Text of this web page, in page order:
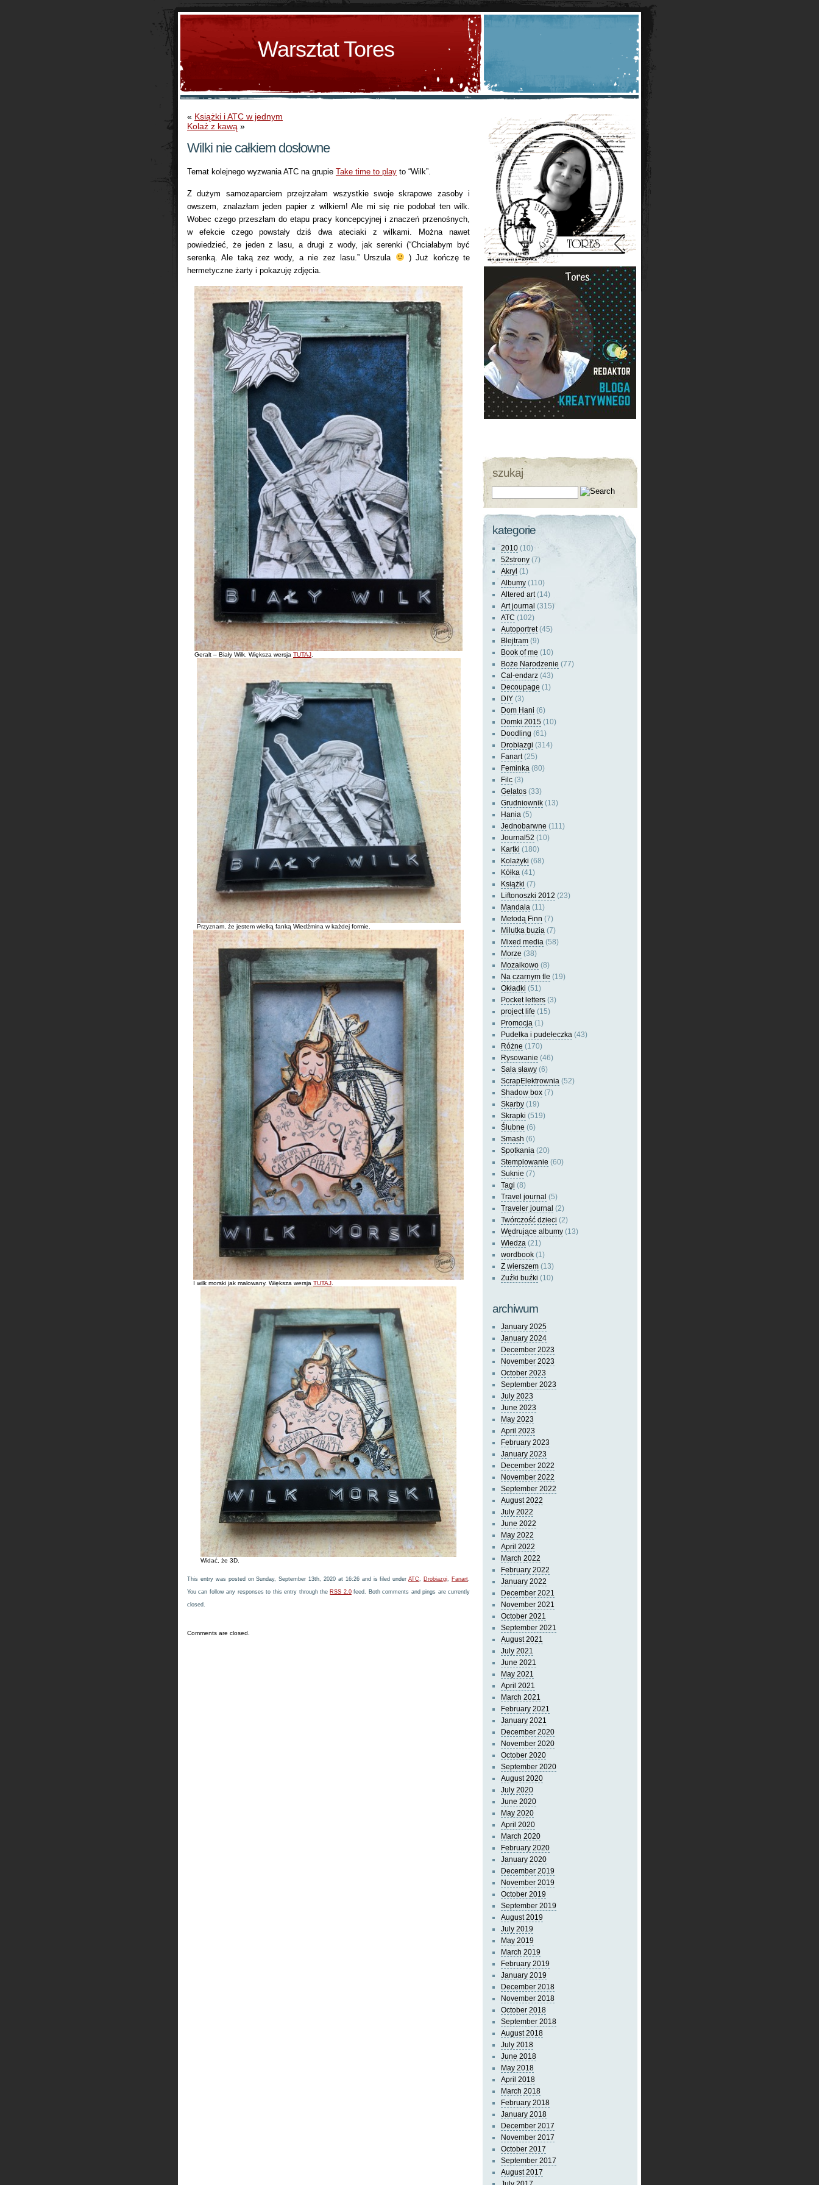
Warsztat Tores
« Książki i ATC w jednym
Kolaż z kawą »
Wilki nie całkiem dosłowne
Temat kolejnego wyzwania ATC na grupie Take time to play to “Wilk”.
Z dużym samozaparciem przejrzałam wszystkie swoje skrapowe zasoby i
owszem, znalazłam jeden papier z wilkiem! Ale mi się nie podobał ten wilk.
Wobec czego przeszłam do etapu pracy koncepcyjnej i znaczeń przenośnych,
w efekcie czego powstały dziś dwa ateciaki z wilkami. Można nawet
powiedzieć, że jeden z lasu, a drugi z wody, jak serenki (“Chciałabym być
serenką. Ale taką zez wody, a nie zez lasu.” Urszula
) Już kończę te
hermetyczne żarty i pokazuję zdjęcia.
Geralt – Biały Wilk. Większa wersja TUTAJ
Przyznam, że jestem wielką fanką Wiedźmina w każdej formie.
I wilk morski jak malowany. Większa wersja TUTAJ
Widać, że 3D.
This entry was posted on Sunday, September 13th, 2020 at 16:26 and is filed underATC, Drobiazgi, Fanart.
You can follow any responses to this entry through the RSS 2.0feed. Both comments and pings are currently
closed.
Comments are closed.
szukaj
kategorie
2010 (10)
52strony (7)
Akryl (1)
Albumy (110)
Altered art(14)
Art journal (315)
ATC (102)
Autoportret(45)
Blejtram (9)
Book of me (10)
Boże Narodzenie (77)
Cal-endarz (43)
Decoupage (1)
DIY (3)
Dom Hani (6)
Domki 2015 (10)
Doodling (61)
Drobiazgi (314)
Fanart(25)
Feminka (80)
Filc (3)
Gelatos (33)
Grudniownik (13)
Hania (5)
Jednobarwne (111)
Journal52 (10)
Kartki (180)
Kolażyki (68)
Kółka (41)
Książki (7)
Liftonoszki 2012 (23)
Mandala (11)
Metodą Finn (7)
Milutka buzia (7)
Mixed media (58)
Morze (38)
Mozaikowo (8)
Na czarnym tle (19)
Okładki (51)
Pocket letters (3)
project life (15)
Promocja (1)
Pudełka i pudełeczka (43)
Różne (170)
Rysowanie (46)
Sala sławy (6)
ScrapElektrownia (52)
Shadow box (7)
Skarby (19)
Skrapki (519)
Ślubne (6)
Smash (6)
Spotkania (20)
Stemplowanie (60)
Suknie (7)
Tagi (8)
Travel journal (5)
Traveler journal (2)
Twórczość dzieci (2)
Wędrujące albumy (13)
Wiedza (21)
wordbook (1)
Z wierszem (13)
Zuźki buźki (10)
archiwum
January 2025
January 2024
December 2023
November 2023
October 2023
September 2023
July 2023
June 2023
May 2023
April 2023
February 2023
January 2023
December 2022
November 2022
September 2022
August 2022
July 2022
June 2022
May 2022
April 2022
March 2022
February 2022
January 2022
December 2021
November 2021
October 2021
September 2021
August 2021
July 2021
June 2021
May 2021
April 2021
March 2021
February 2021
January 2021
December 2020
November 2020
October 2020
September 2020
August 2020
July 2020
June 2020
May 2020
April 2020
March 2020
February 2020
January 2020
December 2019
November 2019
October 2019
September 2019
August 2019
July 2019
May 2019
March 2019
February 2019
January 2019
December 2018
November 2018
October 2018
September 2018
August 2018
July 2018
June 2018
May 2018
April 2018
March 2018
February 2018
January 2018
December 2017
November 2017
October 2017
September 2017
August 2017